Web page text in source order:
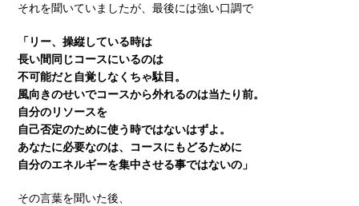
それを聞いていましたが、最後には強い口調で
「リー、操縦している時は
長い間同じコースにいるのは
不可能だと自覚しなくちゃ駄目。
風向きのせいでコースから外れるのは当たり前。
自分のリソースを
自己否定のために使う時ではないはずよ。
あなたに必要なのは、コースにもどるために
自分のエネルギーを集中させる事ではないの」
その言葉を聞いた後、